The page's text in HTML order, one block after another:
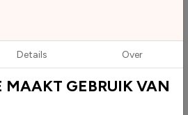
mogelijk
grip
Details Over
MAAKT GEBRUIK VAN